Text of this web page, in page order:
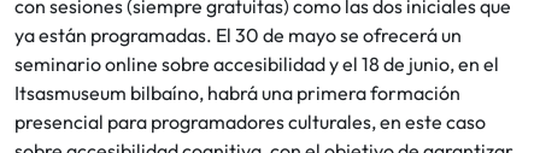
con sesiones (siempre gratuitas) como las dos iniciales que
ya están programadas. El 30 de mayo se ofrecerá un
seminario online sobre accesibilidad y el 18 de junio, en el
Itsasmuseum bilbaíno, habrá una primera formación
presencial para programadores culturales, en este caso